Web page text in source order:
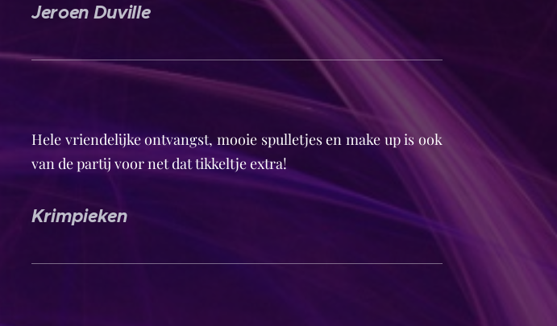
Jeroen Duville
Hele vriendelijke ontvangst, mooie spulletjes en make up is ook
van de partij voor net dat tikkeltje extra!
Krimpieken